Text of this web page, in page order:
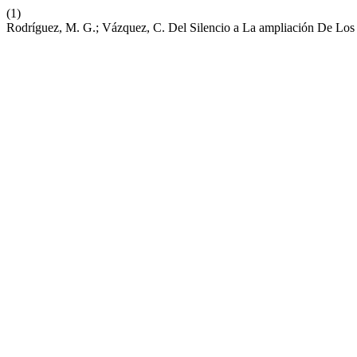
(1)
Rodríguez, M. G.; Vázquez, C. Del Silencio a La ampliación De